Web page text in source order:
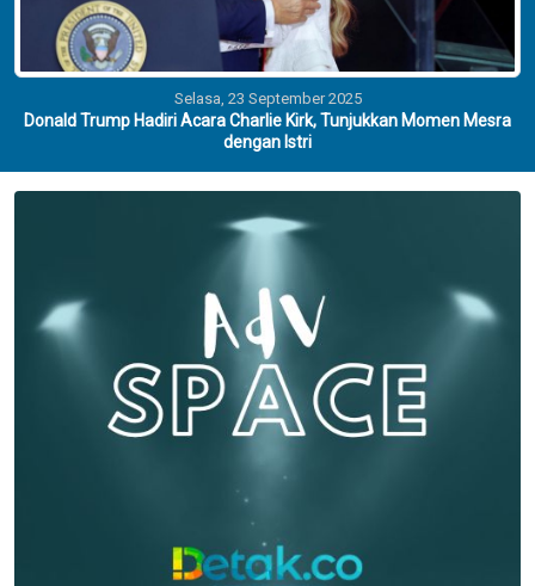
Selasa, 23 September 2025
Donald Trump Hadiri Acara Charlie Kirk, Tunjukkan Momen Mesra
dengan Istri